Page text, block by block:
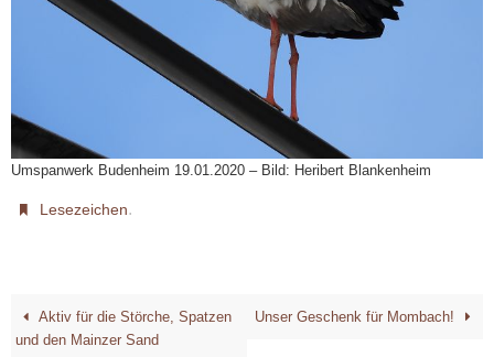
Umspanwerk Budenheim 19.01.2020 – Bild: Heribert Blankenheim
Lesezeichen.
Aktiv für die Störche, Spatzen
und den Mainzer Sand
Unser Geschenk für Mombach!